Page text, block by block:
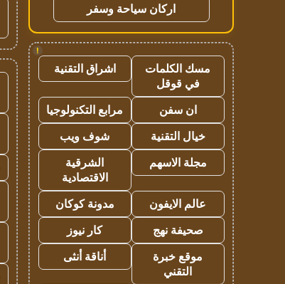
اركان سياحة وسفر
!
مسك الكلمات
في قوقل
اشراق التقنية
ان سفن
مرابع التكنولوجيا
خيال التقنية
شوف ويب
مجلة الاسهم
الشرقية
الاقتصادية
عالم الايفون
مدونة كوكان
صحيفة نهج
كار نيوز
موقع خبرة
التقني
أناقة أنثى